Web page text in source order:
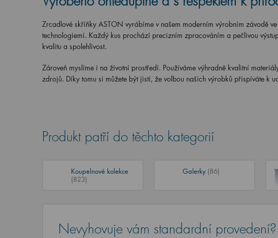
Zrcadlové skříňky ASTON vyrábíme v našem moderním výrobním závodě
technologiemi. Každý kus prochází precizním zpracováním a pečlivou
kvalitu a spolehlivost.
Zároveň myslíme i na životní prostředí. Používáme výhradně kvalitní
zdrojů. Díky tomu si můžete být jisti, že volbou našich výrobků přispíváte k
Produkt patří do těchto kategorií
Koupelnové kolekce
(823)
Galerky (86)
Nevyhovuje vám standardní provedení?